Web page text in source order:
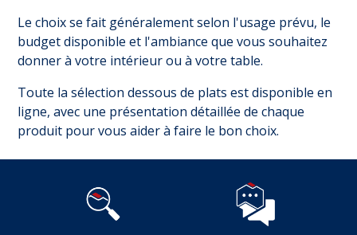
Le choix se fait généralement selon l'usage prévu, le
budget disponible et l'ambiance que vous souhaitez
donner à votre intérieur ou à votre table.
Toute la sélection dessous de plats est disponible en
ligne, avec une présentation détaillée de chaque
produit pour vous aider à faire le bon choix.